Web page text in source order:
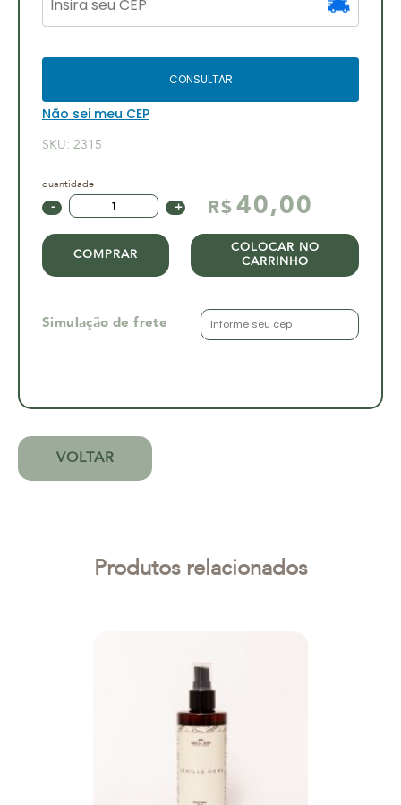
CONSULTAR
Não sei meu CEP
SKU: 2315
Simulação de frete
R$ 40,00
COMPRAR
COLOCAR NO
CARRINHO
VOLTAR
Produtos relacionados